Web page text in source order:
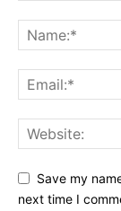
Save my
next time I